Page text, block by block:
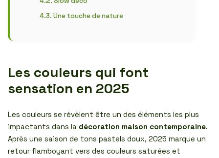
Une touche de nature
Les couleurs qui font
sensation en 2025
Les couleurs se révèlent être un des éléments les plus
impactants dans la décoration maison contemporaine.
Après une saison de tons pastels doux, 2025 marque un
retour flamboyant vers des couleurs saturées et